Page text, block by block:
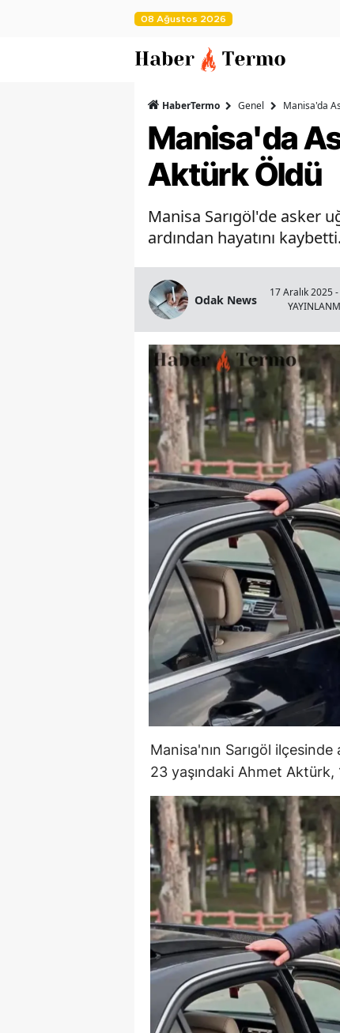
08 Ağustos 2026
HaberTermo Genel Manisa'da
Manisa'da
Aktürk Öldü
Manisa Sarıgöl'de asker
ardından hayatını
Odak News
17 Aralık 2025
Manisa'nın Sarıgöl
23 yaşındaki Ahmet